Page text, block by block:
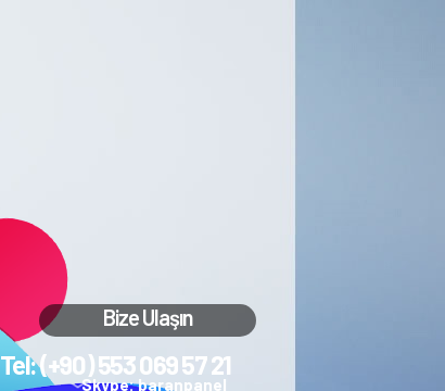
Bize Ulaşın
Tel: (+90) 553 069 57 21
Skype: baranpanel